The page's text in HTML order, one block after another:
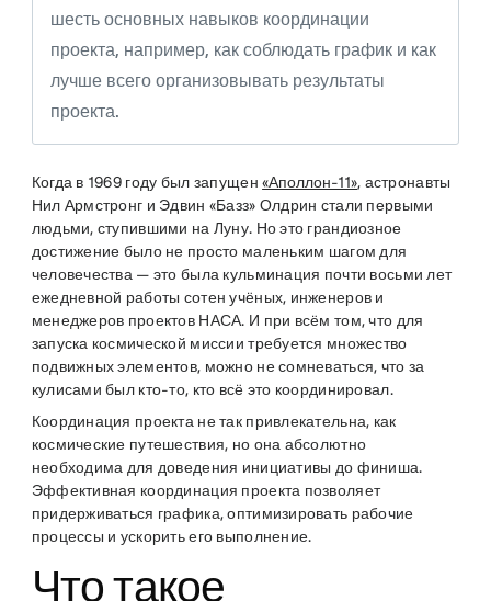
шесть основных навыков координации
проекта, например, как соблюдать график и как
лучше всего организовывать результаты
проекта.
Когда в 1969 году был запущен«Аполлон-11», астронавты
Нил Армстронг и Эдвин «Базз» Олдрин стали первыми
людьми, ступившими на Луну. Но это грандиозное
достижение было не просто маленьким шагом для
человечества — это была кульминация почти восьми лет
ежедневной работы сотен учёных, инженеров и
менеджеров проектов НАСА. И при всём том, что для
запуска космической миссии требуется множество
подвижных элементов, можно не сомневаться, что за
кулисами был кто-то, кто всё это координировал.
Координация проекта не так привлекательна, как
космические путешествия, но она абсолютно
необходима для доведения инициативы до финиша.
Эффективная координация проекта позволяет
придерживаться графика, оптимизировать рабочие
процессы и ускорить его выполнение.
Что такое